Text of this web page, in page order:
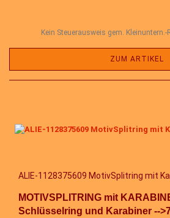
Kein Steuerausweis gem. Kleinuntern.-
ZUM ARTIKEL
ALIE-1128375609 MotivSplitring mit
MOTIVSPLITRING mit
Schlüsselring und Karabiner --